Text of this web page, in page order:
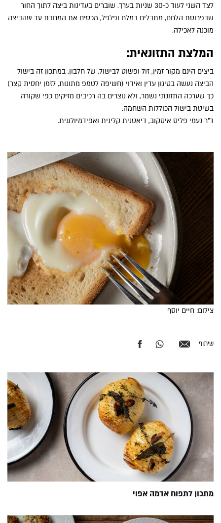
לצד השני לעוד כ-30 שניות בערך. שוברים בעדינות ביצה לתוך החור
שבפרוסת הלחם, מתבלים במלח ופלפל, מכסים את המחבת עד שהביצה
מוכנה לאכילה.
המלצת התזונאית:
ביצים הינם מקור זמין, זול ופשוט לבישול, של חלבון. במתכון זה בישול
הביצה נעשה בטיגון עדין ואידוי (חשיפה לטמפ מתונות, לזמן יחסית קצר)
כך שערכה התזונתי נשמר, ולא נוצרים בה רכיבים מזיקים כפי שקורה
בשיטת בישול הכוללות השחמה.
ד"ר נעמי פליס איסקוב, דיאטנית קלינית ואפידמיולוגית.
צילום: חיים יוסף
שיתוף
מתכון לתפוח אדמה אפוי